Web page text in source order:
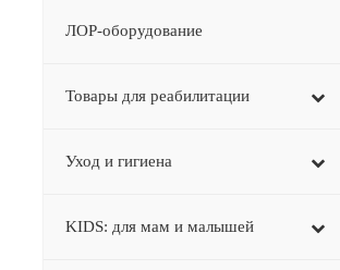
ЛОР-оборудование
Товары для реабилитации
Уход и гигиена
KIDS: для мам и малышей